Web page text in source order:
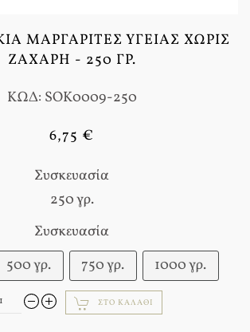
ΜΑΡΓΑΡΊΤΕΣ ΥΓΕΊΑΣ ΧΩΡΊΣ
ΖΆΧΑΡΗ - 250 ΓΡ.
ΚΩΔ: SOK0009-250
6,75 €
Συσκευασία
250 γρ.
Συσκευασία
500 γρ. 750 γρ. 1000 γρ.
ΣΤΟ ΚΑΛΆΘΙ